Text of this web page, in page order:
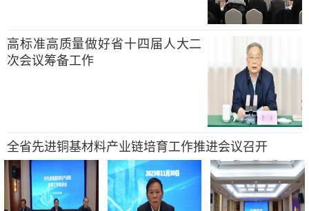
高标准高质量做好省十四届人大二
次会议筹备工作
全省先进铜基材料产业链培育工作推进会议召开